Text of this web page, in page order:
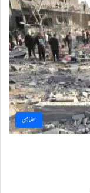
مضامین